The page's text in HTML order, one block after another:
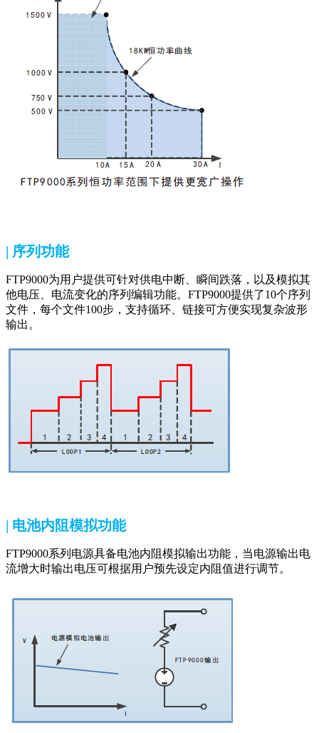
| 序列功能
FTP9000为用户提供可针对供电中断、瞬间跌落，以及模拟其
他电压、电流变化的序列编辑功能。FTP9000提供了10个序列
文件，每个文件100步，支持循环、链接可方便实现复杂波形
输出。
| 电池内阻模拟功能
FTP9000系列电源具备电池内阻模拟输出功能，当电源输出电
流增大时输出电压可根据用户预先设定内阻值进行调节。